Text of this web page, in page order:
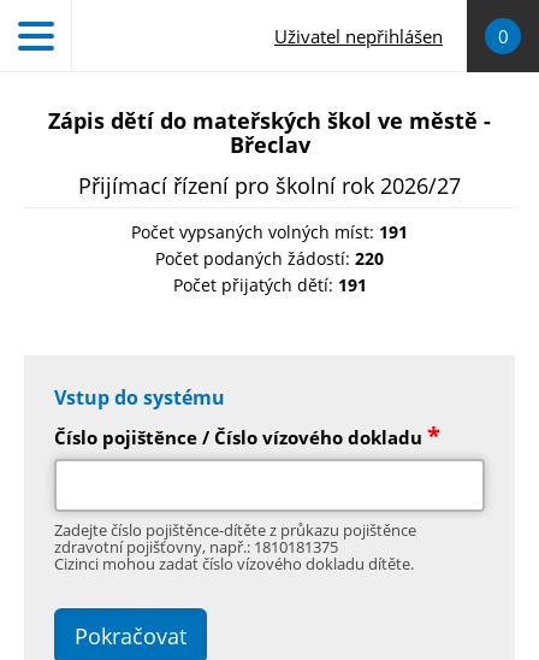
Uživatel nepřihlášen
0
Zápis dětí do mateřských škol ve městě -
Břeclav
Přijímací řízení pro školní rok 2026/27
Počet vypsaných volných míst: 191
Počet podaných žádostí: 220
Počet přijatých dětí: 191
Vstup do systému
Číslo pojištěnce / Číslo vízového dokladu *
Zadejte číslo pojištěnce-dítěte z průkazu pojištěnce
zdravotní pojišťovny, např.: 1810181375
Cizinci mohou zadat číslo vízového dokladu dítěte.